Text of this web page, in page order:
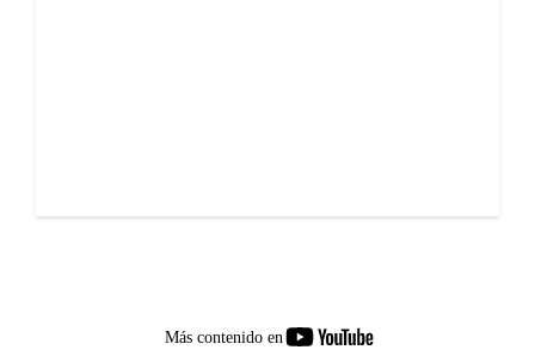
Más contenido en
youtube-